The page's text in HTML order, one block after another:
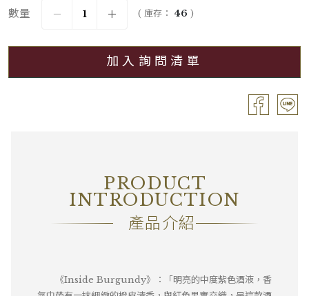
年份
Grand Cru / 特級園
數量 ( 庫存： 46 )
加入詢問清單
PRODUCT
INTRODUCTION
產品介紹
《Inside Burgundy》：「明亮的中度紫色酒液，香